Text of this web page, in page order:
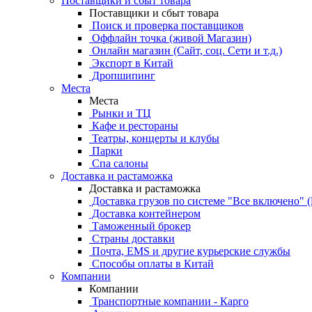
Поставщики и сбыт товара
Поиск и проверка поставщиков
Оффлайн точка (живой Магазин)
Онлайн магазин (Сайт, соц. Сети и т.д.)
Экспорт в Китай
Дропшипинг
Места
Места
Рынки и ТЦ
Кафе и рестораны
Театры, концерты и клубы
Парки
Спа салоны
Доставка и растаможка
Доставка и растаможка
Доставка грузов по системе "Все включено"
Доставка контейнером
Таможенный брокер
Страны доставки
Почта, EMS и другие курьерские службы
Способы оплаты в Китай
Компании
Компании
Транспортные компании - Карго